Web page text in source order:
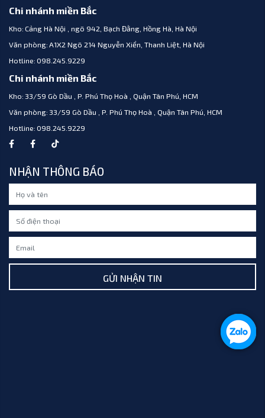
Chi nhánh miền Bắc
Kho: Cảng Hà Nội , ngõ 942, Bạch Đằng, Hồng Hà, Hà Nội
Văn phòng: A1X2 Ngõ 214 Nguyễn Xiển, Thanh Liệt, Hà Nội
Hotline: 098.245.9229
Chi nhánh miền Bắc
Kho: 33/59 Gò Dầu , P. Phú Thọ Hoà , Quận Tân Phú, HCM
Văn phòng: 33/59 Gò Dầu , P. Phú Thọ Hoà , Quận Tân Phú, HCM
Hotline: 098.245.9229
NHẬN THÔNG BÁO
GỬI NHẬN TIN